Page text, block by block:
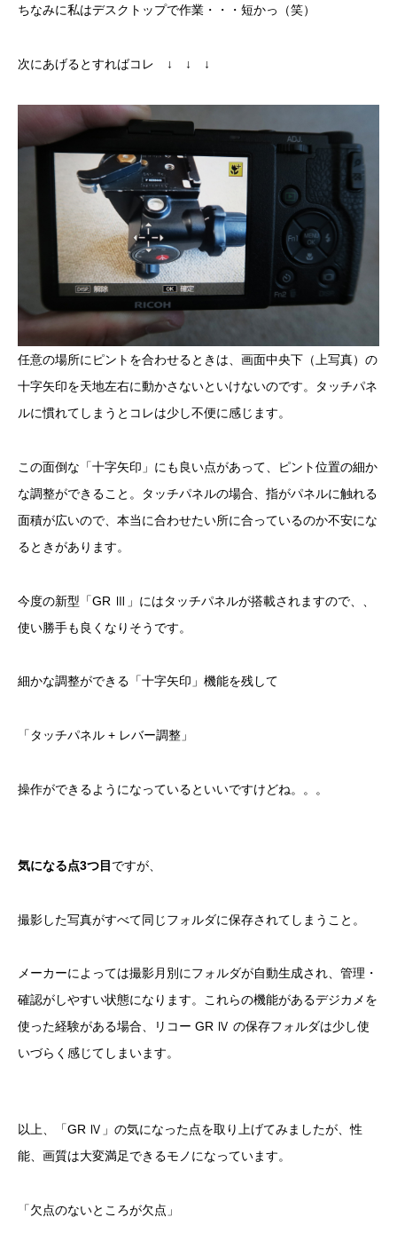
ちなみに私はデスクトップで作業・・・短かっ（笑）
次にあげるとすればコレ ↓ ↓ ↓
任意の場所にピントを合わせるときは、画面中央下（上写真）の
十字矢印を天地左右に動かさないといけないのです。タッチパネ
ルに慣れてしまうとコレは少し不便に感じます。
この面倒な「十字矢印」にも良い点があって、ピント位置の細か
な調整ができること。タッチパネルの場合、指がパネルに触れる
面積が広いので、本当に合わせたい所に合っているのか不安にな
るときがあります。
今度の新型「GR Ⅲ」にはタッチパネルが搭載されますので、、
使い勝手も良くなりそうです。
細かな調整ができる「十字矢印」機能を残して
「タッチパネル + レバー調整」
操作ができるようになっているといいですけどね。。。
気になる点3つ目 ですが、
撮影した写真がすべて同じフォルダに保存されてしまうこと。
メーカーによっては撮影月別にフォルダが自動生成され、管理・
確認がしやすい状態になります。これらの機能があるデジカメを
使った経験がある場合、リコー GR Ⅳ の保存フォルダは少し使
いづらく感じてしまいます。
以上、「GR Ⅳ」の気になった点を取り上げてみましたが、性
能、画質は大変満足できるモノになっています。
「欠点のないところが欠点」